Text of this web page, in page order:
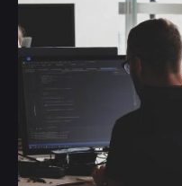
Posted by